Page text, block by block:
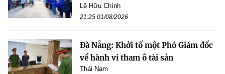
Lê Hữu Chính
21:25 01/08/2026
Đà Nẵng: Khởi tố một Phó Giám đốc
về hành vi tham ô tài sản
Thái Nam